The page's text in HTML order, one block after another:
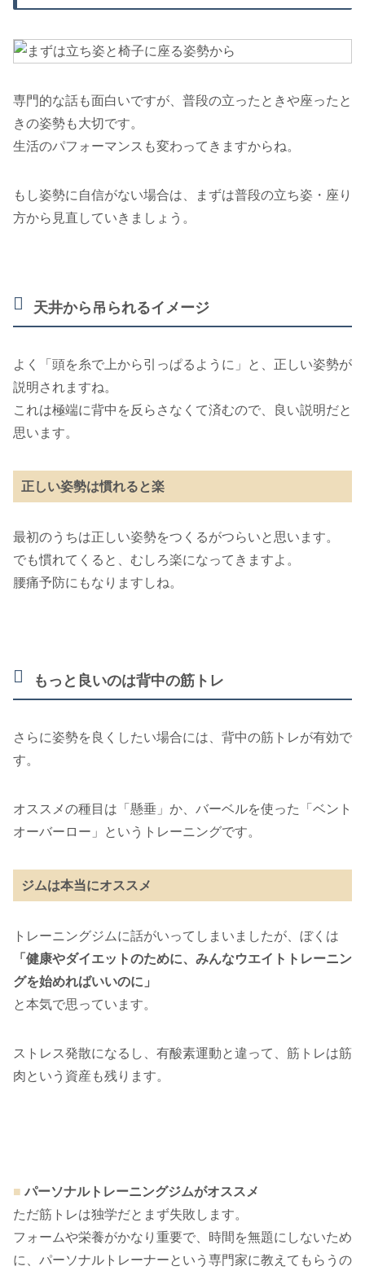
専門的な話も面白いですが、普段の立ったときや座ったと
きの姿勢も大切です。
生活のパフォーマンスも変わってきますからね。
もし姿勢に自信がない場合は、まずは普段の立ち姿・座り
方から見直していきましょう。
天井から吊られるイメージ
よく「頭を糸で上から引っぱるように」と、正しい姿勢が
説明されますね。
これは極端に背中を反らさなくて済むので、良い説明だと
思います。
正しい姿勢は慣れると楽
最初のうちは正しい姿勢をつくるがつらいと思います。
でも慣れてくると、むしろ楽になってきますよ。
腰痛予防にもなりますしね。
もっと良いのは背中の筋トレ
さらに姿勢を良くしたい場合には、背中の筋トレが有効で
す。
オススメの種目は「懸垂」か、バーベルを使った「ベント
オーバーロー」というトレーニングです。
ジムは本当にオススメ
トレーニングジムに話がいってしまいましたが、ぼくは
「健康やダイエットのために、みんなウエイトトレーニン
グを始めればいいのに」
と本気で思っています。
ストレス発散になるし、有酸素運動と違って、筋トレは筋
肉という資産も残ります。
■ パーソナルトレーニングジムがオススメ
ただ筋トレは独学だとまず失敗します。
フォームや栄養がかなり重要で、時間を無題にしないため
に、パーソナルトレーナーという専門家に教えてもらうの